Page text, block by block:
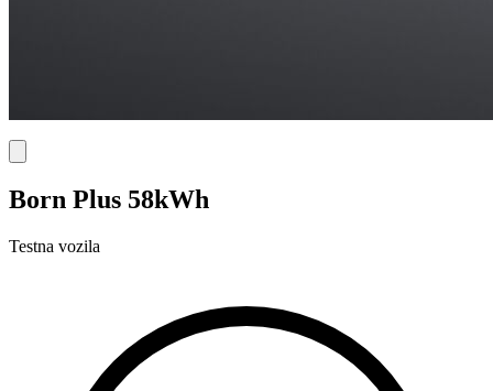
Born Plus 58kWh
Testna vozila